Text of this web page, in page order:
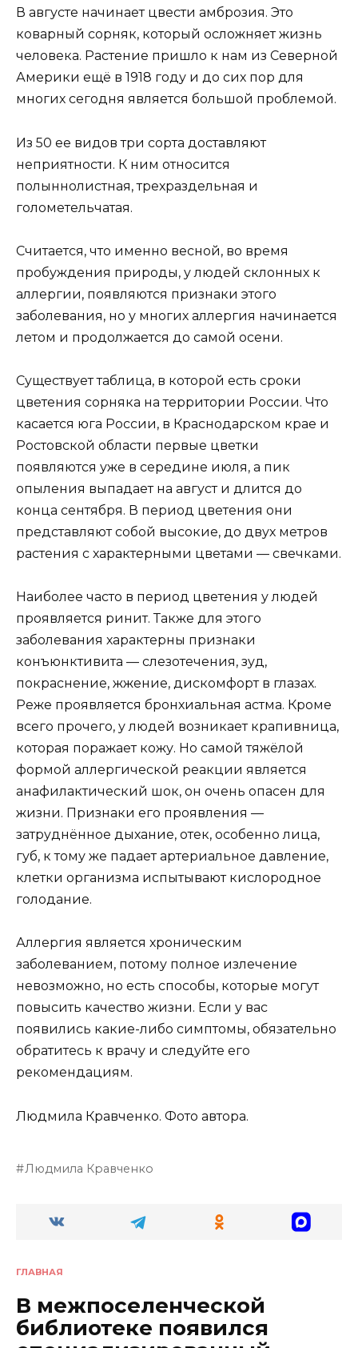
В августе начинает цвести амброзия. Это
коварный сорняк, который осложняет жизнь
человека. Растение пришло к нам из Северной
Америки ещё в 1918 году и до сих пор для
многих сегодня является большой проблемой.
Из 50 ее видов три сорта доставляют
неприятности. К ним относится
полыннолистная, трехраздельная и
голометельчатая.
Считается, что именно весной, во время
пробуждения природы, у людей склонных к
аллергии, появляются признаки этого
заболевания, но у многих аллергия начинается
летом и продолжается до самой осени.
Существует таблица, в которой есть сроки
цветения сорняка на территории России. Что
касается юга России, в Краснодарском крае и
Ростовской области первые цветки
появляются уже в середине июля, а пик
опыления выпадает на август и длится до
конца сентября. В период цветения они
представляют собой высокие, до двух метров
растения с характерными цветами — свечками.
Наиболее часто в период цветения у людей
проявляется ринит. Также для этого
заболевания характерны признаки
конъюнктивита — слезотечения, зуд,
покраснение, жжение, дискомфорт в глазах.
Реже проявляется бронхиальная астма. Кроме
всего прочего, у людей возникает крапивница,
которая поражает кожу. Но самой тяжёлой
формой аллергической реакции является
анафилактический шок, он очень опасен для
жизни. Признаки его проявления —
затруднённое дыхание, отек, особенно лица,
губ, к тому же падает артериальное давление,
клетки организма испытывают кислородное
голодание.
Аллергия является хроническим
заболеванием, потому полное излечение
невозможно, но есть способы, которые могут
повысить качество жизни. Если у вас
появились какие-либо симптомы, обязательно
обратитесь к врачу и следуйте его
рекомендациям.
Людмила Кравченко. Фото автора.
Людмила Кравченко
ГЛАВНАЯ
В межпоселенческой
библиотеке появился